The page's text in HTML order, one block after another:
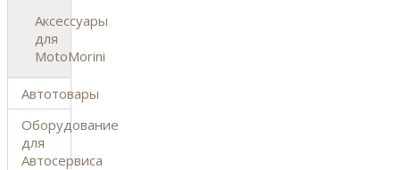
Аксессуары
для
MotoMorini
Автотовары
Оборудование
для
Автосервиса